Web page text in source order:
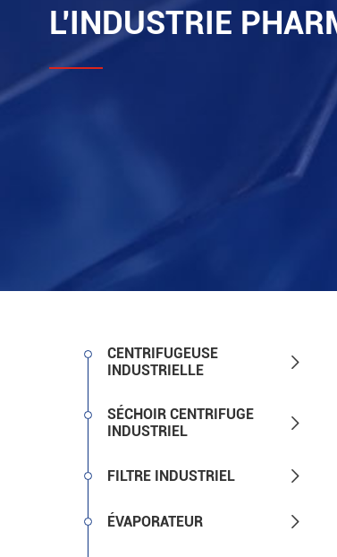
L'INDUSTRIE
CENTRIFUGEUSE
INDUSTRIELLE

SÉCHOIR CENTRIFUGE
INDUSTRIEL

FILTRE INDUSTRIEL 
ÉVAPORATEUR 